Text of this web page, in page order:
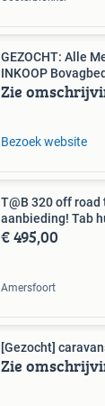
GEZOCHT: Alle
INKOOP
Zie
Bezoek website
T@B 320 off road
aanbieding! Tab
€ 495,00
Amersfoort
[Gezocht]
Zie